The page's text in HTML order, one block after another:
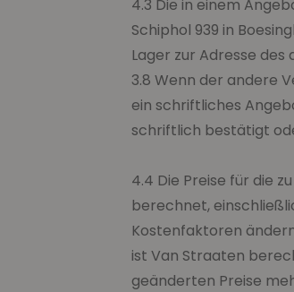
4.3 Die in einem
Schiphol 939 in
Lager zur Adresse
3.8 Wenn der andere
ein schriftliches
schriftlich bestätigt
4.4 Die Preise für die
berechnet,
Kostenfaktoren
ist Van Straaten
geänderten Preise